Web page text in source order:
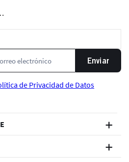
Enviar
de Privacidad de Datos